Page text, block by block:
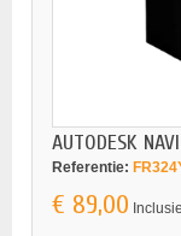
AUTODESK
Referentie:
€ 89,00